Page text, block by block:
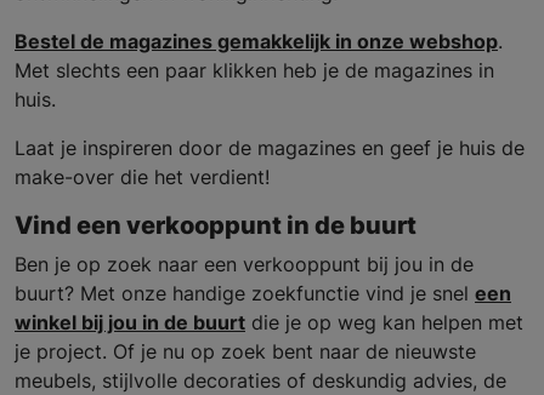
Bestel de magazines gemakkelijk in onze webshop.
Met slechts een paar klikken heb je de magazines in
huis.
Laat je inspireren door de magazines en geef je huis de
make-over die het verdient!
Vind een verkooppunt in de buurt
Ben je op zoek naar een verkooppunt bij jou in de
buurt? Met onze handige zoekfunctie vind je snel een
winkel bij jou in de buurt die je op weg kan helpen met
je project. Of je nu op zoek bent naar de nieuwste
meubels, stijlvolle decoraties of deskundig advies, de